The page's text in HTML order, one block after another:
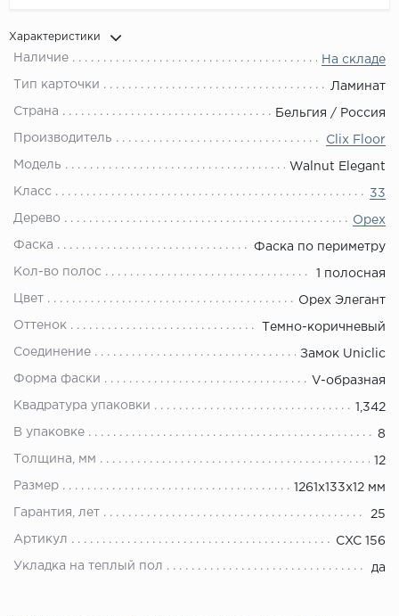
Характеристики
Наличие На складе
Тип карточки Ламинат
Страна Бельгия / Россия
Производитель Clix Floor
Модель Walnut Elegant
Класс 33
Дерево Орех
Фаска Фаска по периметру
Кол-во полос 1 полосная
Цвет Орех Элегант
Оттенок Темно-коричневый
Соединение Замок Uniclic
Форма фаски V-образная
Квадратура упаковки 1,342
В упаковке 8
Толщина, мм 12
Размер 1261х133х12 мм
Гарантия, лет 25
Артикул CXC 156
Укладка на теплый пол да